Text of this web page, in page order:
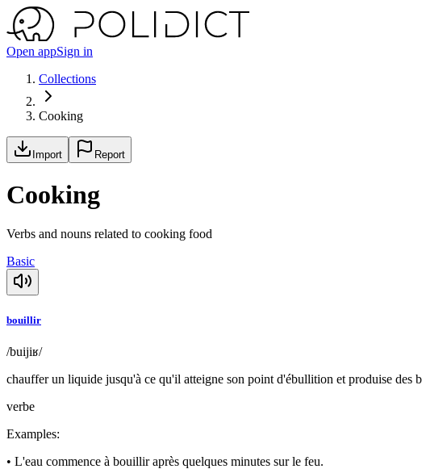
Open appSign in
Collections
Cooking
Import Report
Cooking
Verbs and nouns related to cooking food
Basic
bouillir
/buijiʁ/
chauffer un liquide jusqu'à ce qu'il atteigne son point d'ébullition et produise des
verbe
Examples:
• L'eau commence à bouillir après quelques minutes sur le feu.